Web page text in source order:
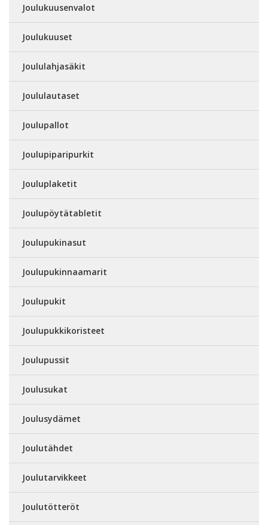
Joulukuusenvalot
Joulukuuset
Joululahjasäkit
Joululautaset
Joulupallot
Joulupiparipurkit
Jouluplaketit
Joulupöytätabletit
Joulupukinasut
Joulupukinnaamarit
Joulupukit
Joulupukkikoristeet
Joulupussit
Joulusukat
Joulusydämet
Joulutähdet
Joulutarvikkeet
Joulutötteröt